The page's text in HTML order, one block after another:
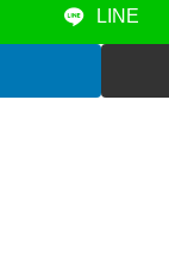
LINE